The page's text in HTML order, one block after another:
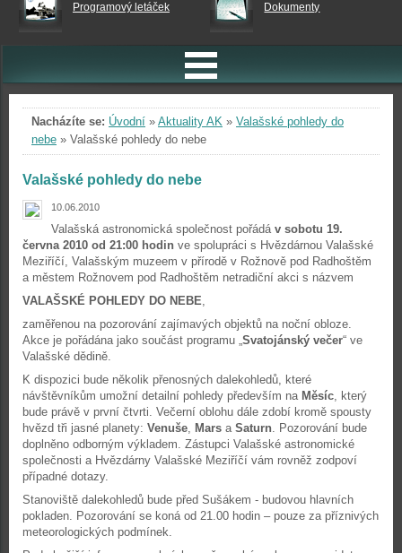
Programový letáček Dokumenty
Nacházíte se: Úvodní » Aktuality AK » Valašské pohledy do
nebe » Valašské pohledy do nebe
Valašské pohledy do nebe
10.06.2010
Valašská astronomická společnost pořádá v sobotu 19.
června 2010 od 21:00 hodin ve spolupráci s Hvězdárnou Valašské
Meziříčí, Valašským muzeem v přírodě v Rožnově pod Radhoštěm
a městem Rožnovem pod Radhoštěm netradiční akci s názvem
VALAŠSKÉ POHLEDY DO NEBE,
zaměřenou na pozorování zajímavých objektů na noční obloze.
Akce je pořádána jako součást programu „Svatojánský večer“ ve
Valašské dědině.
K dispozici bude několik přenosných dalekohledů, které
návštěvníkům umožní detailní pohledy především na Měsíc, který
bude právě v první čtvrti. Večerní oblohu dále zdobí kromě spousty
hvězd tři jasné planety: Venuše, Mars a Saturn. Pozorování bude
doplněno odborným výkladem. Zástupci Valašské astronomické
společnosti a Hvězdárny Valašské Meziříčí vám rovněž zodpoví
případné dotazy.
Stanoviště dalekohledů bude před Sušákem - budovou hlavních
pokladen. Pozorování se koná od 21.00 hodin – pouze za příznivých
meteorologických podmínek.